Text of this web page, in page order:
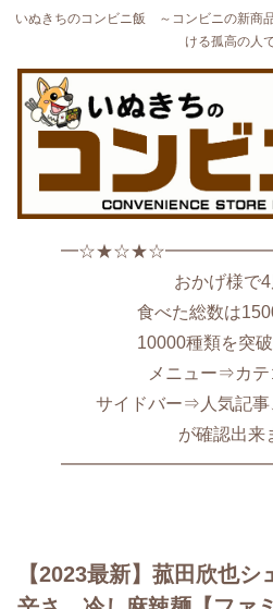
いぬきちのコンビニ飯 ～コンビニの新商
ける孤高の人
おかげ様で
食べた総数は
10000種類を突
メニュー⇒カテ
サイドバー⇒人気記事
が確認出来
【2023最新】菰田欣也